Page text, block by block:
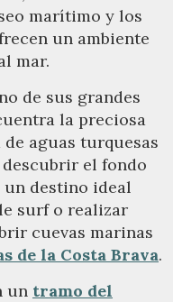
marítimo y los
un ambiente
mar.
de sus grandes
la preciosa
de aguas turquesas
el fondo
destino ideal
surf o realizar
cuevas marinas
de la Costa Brava.
un tramo del